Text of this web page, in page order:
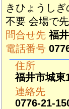
きひょうし
不要 会場で
問合せ先福
電話番号
住所
福井市城東
連絡先
0776-21-